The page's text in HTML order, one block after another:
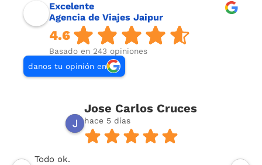
Excelente
Agencia de Viajes Jaipur
4.6
Basado en 243 opiniones
danos tu opinión en
Jose Carlos Cruces
hace 5 días
Todo ok.